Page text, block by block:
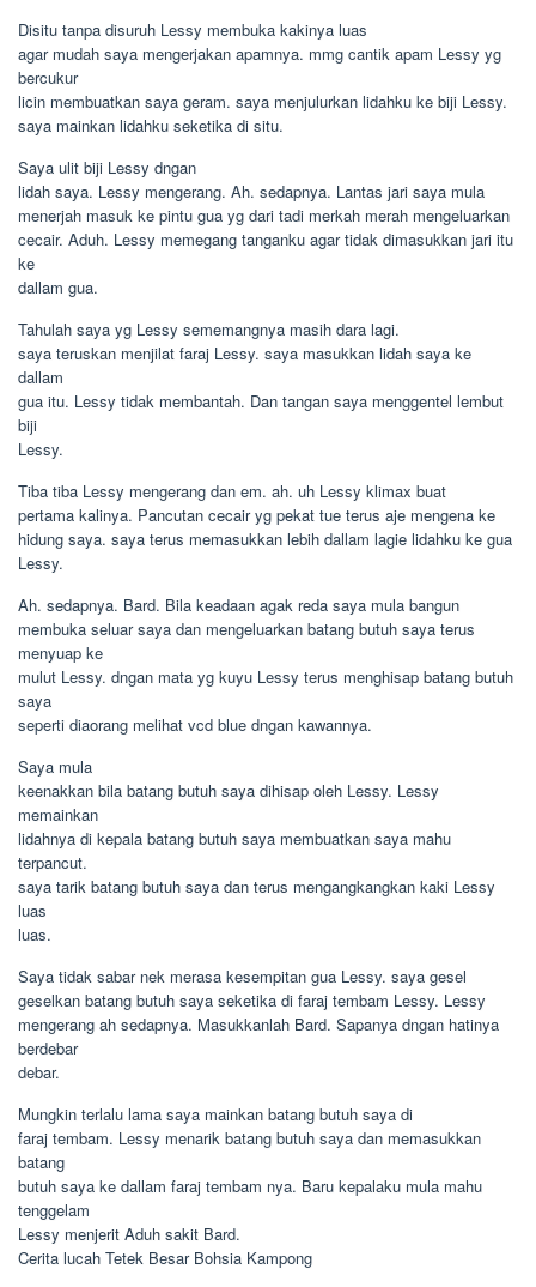
Disitu tanpa disuruh Lessy membuka kakinya luas
agar mudah saya mengerjakan apamnya. mmg cantik apam Lessy yg
bercukur
licin membuatkan saya geram. saya menjulurkan lidahku ke biji Lessy.
saya mainkan lidahku seketika di situ.
Saya ulit biji Lessy dngan
lidah saya. Lessy mengerang. Ah. sedapnya. Lantas jari saya mula
menerjah masuk ke pintu gua yg dari tadi merkah merah mengeluarkan
cecair. Aduh. Lessy memegang tanganku agar tidak dimasukkan jari itu
ke
dallam gua.
Tahulah saya yg Lessy sememangnya masih dara lagi.
saya teruskan menjilat faraj Lessy. saya masukkan lidah saya ke
dallam
gua itu. Lessy tidak membantah. Dan tangan saya menggentel lembut
biji
Lessy.
Tiba tiba Lessy mengerang dan em. ah. uh Lessy klimax buat
pertama kalinya. Pancutan cecair yg pekat tue terus aje mengena ke
hidung saya. saya terus memasukkan lebih dallam lagie lidahku ke gua
Lessy.
Ah. sedapnya. Bard. Bila keadaan agak reda saya mula bangun
membuka seluar saya dan mengeluarkan batang butuh saya terus
menyuap ke
mulut Lessy. dngan mata yg kuyu Lessy terus menghisap batang butuh
saya
seperti diaorang melihat vcd blue dngan kawannya.
Saya mula
keenakkan bila batang butuh saya dihisap oleh Lessy. Lessy
memainkan
lidahnya di kepala batang butuh saya membuatkan saya mahu
terpancut.
saya tarik batang butuh saya dan terus mengangkangkan kaki Lessy
luas
luas.
Saya tidak sabar nek merasa kesempitan gua Lessy. saya gesel
geselkan batang butuh saya seketika di faraj tembam Lessy. Lessy
mengerang ah sedapnya. Masukkanlah Bard. Sapanya dngan hatinya
berdebar
debar.
Mungkin terlalu lama saya mainkan batang butuh saya di
faraj tembam. Lessy menarik batang butuh saya dan memasukkan
batang
butuh saya ke dallam faraj tembam nya. Baru kepalaku mula mahu
tenggelam
Lessy menjerit Aduh sakit Bard.
Cerita lucah Tetek Besar Bohsia Kampong